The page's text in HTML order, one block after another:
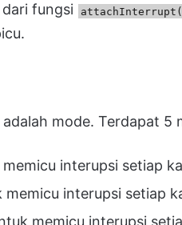
fungsi
mode. Terdapat 5
interupsi setiap
memicu interupsi setiap
memicu interupsi